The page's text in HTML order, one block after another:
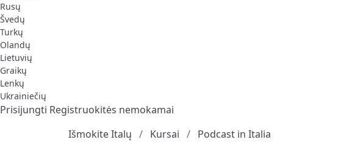
Rusų
Švedų
Turkų
Olandų
Lietuvių
Graikų
Lenkų
Ukrainiečių
Prisijungti Registruokitės nemokamai
Išmokite Italų
Kursai Podcast in Italia